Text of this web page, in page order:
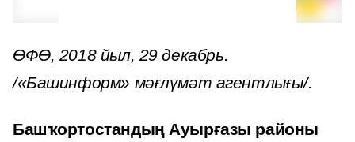
ӨФӨ, 2018 йыл, 29 декабрь.
/«Башинформ» мәғлүмәт агентлығы/.
Башҡортостандың Ауырғазы районы